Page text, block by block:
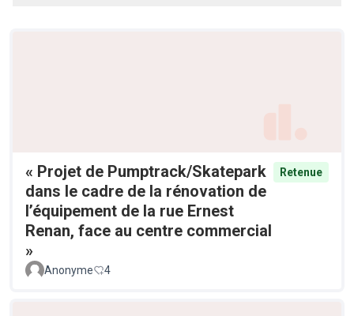
« Projet de Pumptrack/Skatepark
dans le cadre de la rénovation de
l’équipement de la rue Ernest
Renan, face au centre commercial
»
Retenue
Anonyme 4